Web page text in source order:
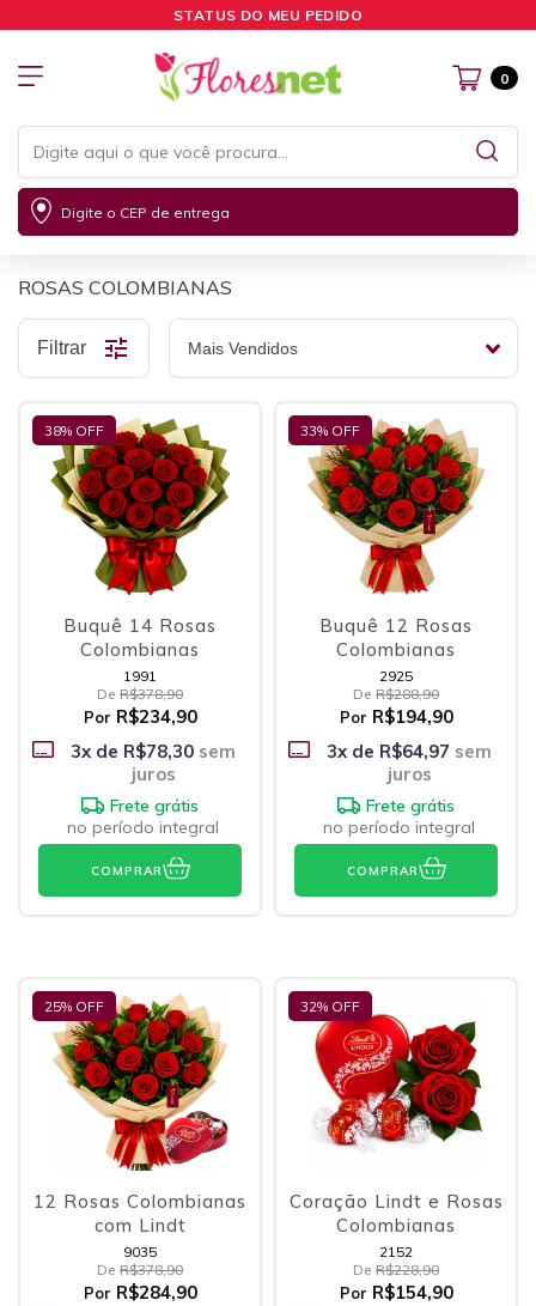
STATUS DO MEU PEDIDO
0
Digite o CEP de entrega
ROSAS COLOMBIANAS
Filtrar
38% OFF
Buquê 14 Rosas
Colombianas
1991
De R$378,90
Por R$234,90
3x de R$78,30 sem
juros
Frete grátis
no período integral
COMPRAR
33% OFF
Buquê 12 Rosas
Colombianas
2925
De R$288,90
Por R$194,90
3x de R$64,97 sem
juros
Frete grátis
no período integral
COMPRAR
25% OFF
12 Rosas Colombianas
com Lindt
9035
De R$378,90
Por R$284,90
32% OFF
Coração Lindt e Rosas
Colombianas
2152
De R$228,90
Por R$154,90